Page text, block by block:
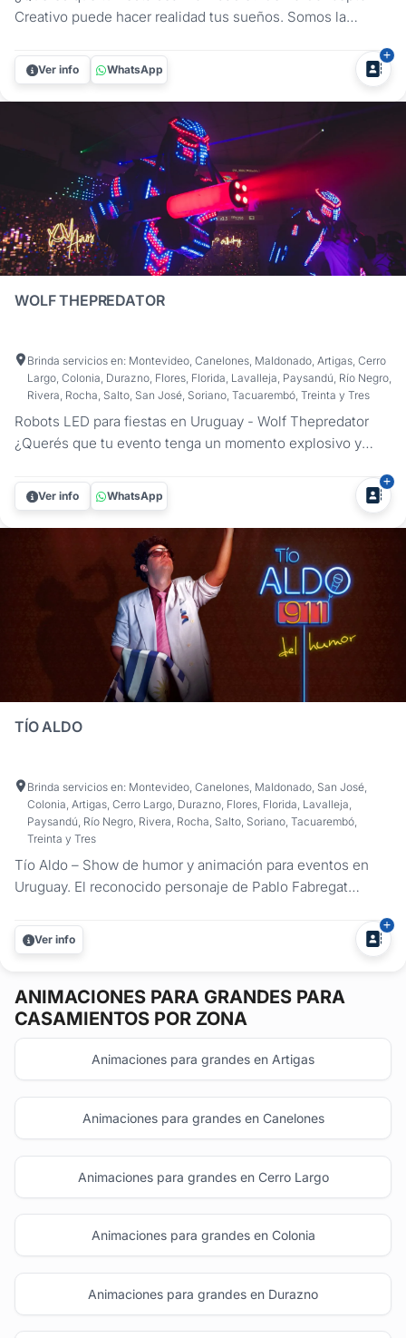
Creativo puede hacer realidad tus sueños. Somos la
eventos, que te ofrece un servicio personalizado, original y
divertido. Podrás elegir la opción que más te guste para
recibir a tus...
Ver info WhatsApp
WOLF THEPREDATOR
Brinda servicios en: Montevideo, Canelones, Maldonado, Artigas, Cerro
Largo, Colonia, Durazno, Flores, Florida, Lavalleja, Paysandú, Río Negro,
Rivera, Rocha, Salto, San José, Soriano, Tacuarembó, Treinta y Tres
Robots LED para fiestas en Uruguay - Wolf Thepredator
¿Querés que tu evento tenga un momento explosivo y
show de robots LED Depredadores para fiestas que
combinan tecnología, animación y espectáculo para que
nadie se quede sentado. Con...
Ver info WhatsApp
TÍO ALDO
Brinda servicios en: Montevideo, Canelones, Maldonado, San José,
Colonia, Artigas, Cerro Largo, Durazno, Flores, Florida, Lavalleja,
Paysandú, Río Negro, Rivera, Rocha, Salto, Soriano, Tacuarembó,
Treinta y Tres
Tío Aldo – Show de humor y animación para eventos en
Uruguay. El reconocido personaje de Pablo Fabregat
despedidas, casamientos, cumpleaños y eventos
empresariales en todo el país. Con años de escenario y un
Ver info
ANIMACIONES PARA GRANDES PARA
CASAMIENTOS POR ZONA
Animaciones para grandes en Artigas
Animaciones para grandes en Canelones
Animaciones para grandes en Cerro Largo
Animaciones para grandes en Colonia
Animaciones para grandes en Durazno